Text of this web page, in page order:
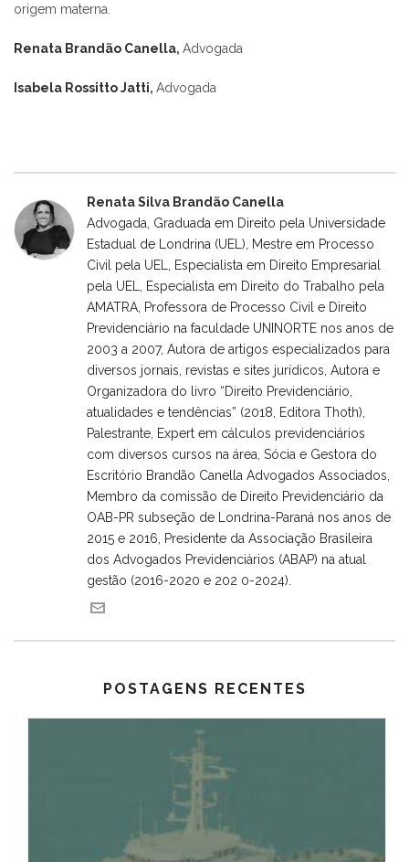
origem materna.
Renata Brandão Canella, Advogada
Isabela Rossitto Jatti, Advogada
Renata Silva Brandão Canella
Advogada, Graduada em Direito pela Universidade
Estadual de Londrina (UEL), Mestre em Processo
Civil pela UEL, Especialista em Direito Empresarial
pela UEL, Especialista em Direito do Trabalho pela
AMATRA, Professora de Processo Civil e Direito
Previdenciário na faculdade UNINORTE nos anos de
2003 a 2007, Autora de artigos especializados para
diversos jornais, revistas e sites jurídicos, Autora e
Organizadora do livro “Direito Previdenciário,
atualidades e tendências” (2018, Editora Thoth),
Palestrante, Expert em cálculos previdenciários
com diversos cursos na área, Sócia e Gestora do
Escritório Brandão Canella Advogados Associados,
Membro da comissão de Direito Previdenciário da
OAB-PR subseção de Londrina-Paraná nos anos de
2015 e 2016, Presidente da Associação Brasileira
dos Advogados Previdenciários (ABAP) na atual
gestão (2016-2020 e 202 0-2024).
POSTAGENS RECENTES